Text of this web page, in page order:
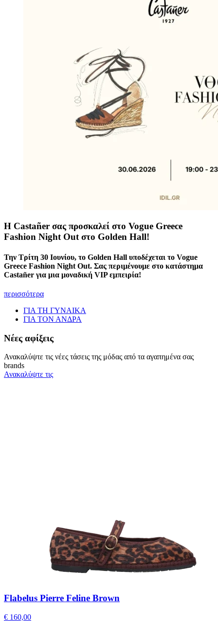
Η Castañer σας προσκαλεί στο Vogue Greece
Fashion Night Out στο Golden Hall!
Την Τρίτη 30 Ιουνίου, το Golden Hall υποδέχεται το Vogue
Greece Fashion Night Out. Σας περιμένουμε στο κατάστημα
Castañer για μια μοναδική VIP εμπειρία!
περισσότερα
ΓΙΑ ΤΗ ΓΥΝΑΙΚΑ
ΓΙΑ ΤΟΝ ΑΝΔΡΑ
Νέες αφίξεις
Ανακαλύψτε τις νέες τάσεις της μόδας από τα αγαπημένα σας
brands
Ανακαλύψτε τις
Flabelus Pierre Feline Brown
€ 160,00